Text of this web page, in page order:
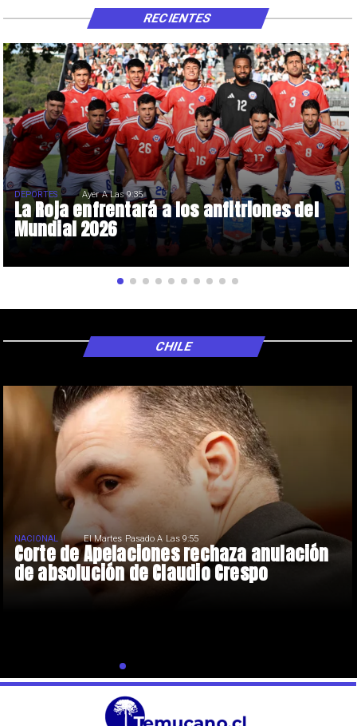
La Roja enfrentará a los anfitriones del
Mundial 2026
DEPORTES Ayer A Las 9:35
RECIENTES
Corte de Apelaciones rechaza anulación
de absolución de Claudio Crespo
NACIONAL El Martes Pasado A Las 9:55
CHILE